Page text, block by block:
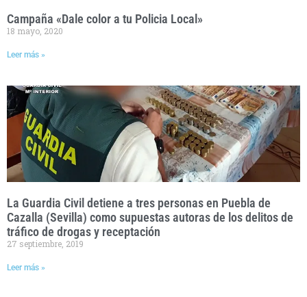
Campaña «Dale color a tu Policia Local»
18 mayo, 2020
Leer más »
La Guardia Civil detiene a tres personas en Puebla de
Cazalla (Sevilla) como supuestas autoras de los delitos de
tráfico de drogas y receptación
27 septiembre, 2019
Leer más »